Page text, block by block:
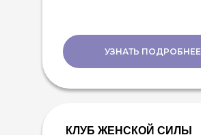
КЛУБ ЖЕНСКОЙ СИЛЫ
УЗНАТЬ ПОДРОБНЕЕ